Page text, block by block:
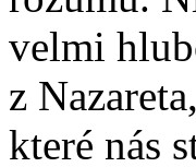
velmi
z
které nás